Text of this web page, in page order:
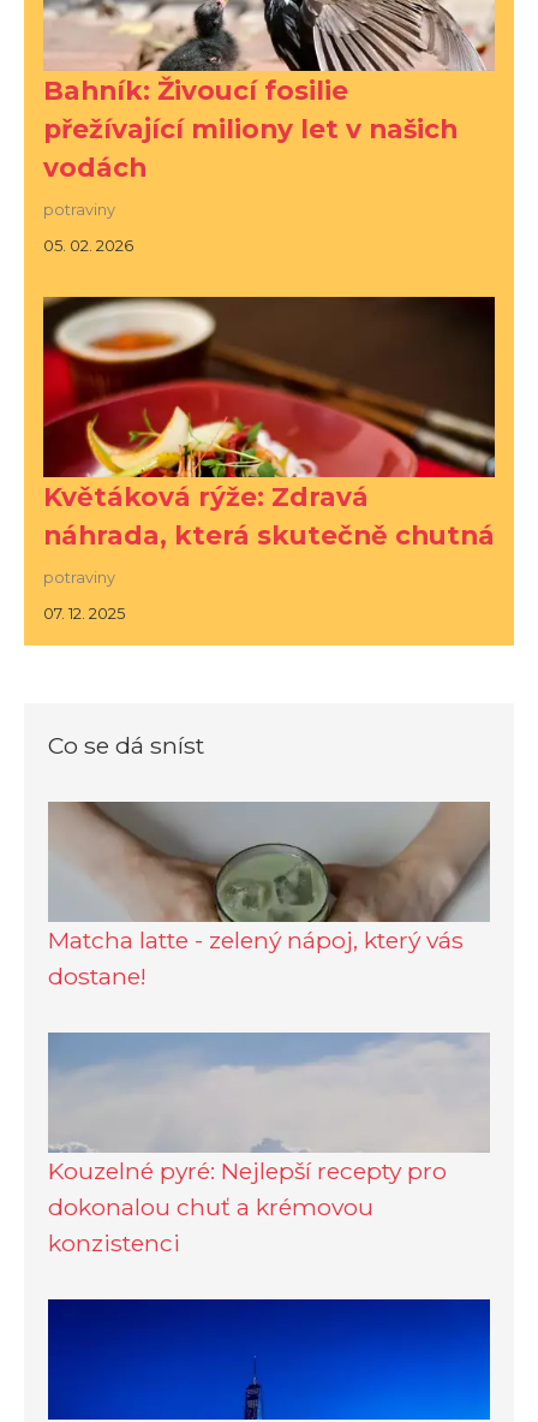
Bahník: Živoucí fosilie
přežívající miliony let v našich
vodách
potraviny
05. 02. 2026
Květáková rýže: Zdravá
náhrada, která skutečně chutná
potraviny
07. 12. 2025
Co se dá sníst
Matcha latte - zelený nápoj, který vás
dostane!
Kouzelné pyré: Nejlepší recepty pro
dokonalou chuť a krémovou
konzistenci